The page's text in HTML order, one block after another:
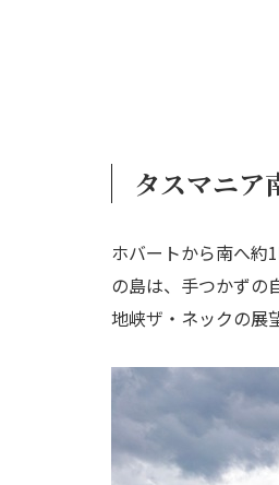
タスマニア
ホバートから南へ約
の島は、手つかずの
地峡ザ・ネックの展